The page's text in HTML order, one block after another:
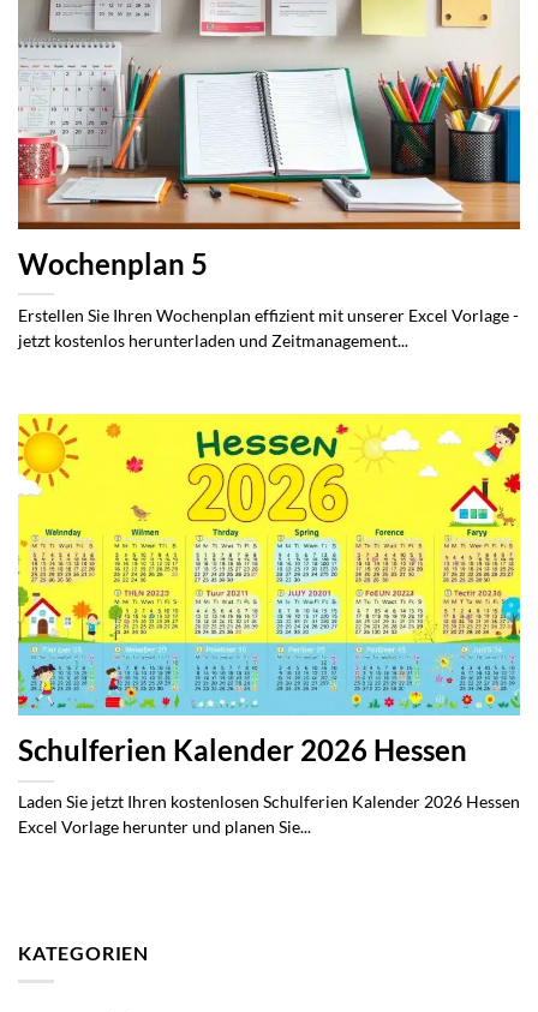
Wochenplan 5
Erstellen Sie Ihren Wochenplan effizient mit unserer Excel Vorlage -
jetzt kostenlos herunterladen und Zeitmanagement...
Schulferien Kalender 2026 Hessen
Laden Sie jetzt Ihren kostenlosen Schulferien Kalender 2026 Hessen
Excel Vorlage herunter und planen Sie...
KATEGORIEN